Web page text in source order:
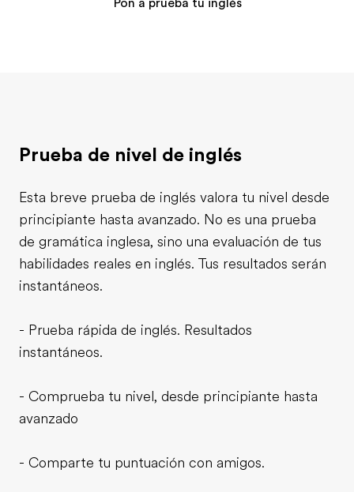
Pon a prueba tu inglés
Prueba de nivel de inglés
Esta breve prueba de inglés valora tu nivel desde
principiante hasta avanzado. No es una prueba
de gramática inglesa, sino una evaluación de tus
habilidades reales en inglés. Tus resultados serán
instantáneos.
- Prueba rápida de inglés. Resultados
instantáneos.
- Comprueba tu nivel, desde principiante hasta
avanzado
- Comparte tu puntuación con amigos.